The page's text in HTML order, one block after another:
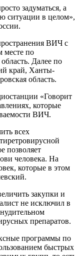
задуматься, а
ситуации в целом»,
ВИЧ с
месте по
Далее по
край, Ханты-
область.
«Говорит
которые
ВИЧ.
всех
позволяет
человека. На
которые в этом
закупки и
не исключил в
препаратов.
программы по
быстрых